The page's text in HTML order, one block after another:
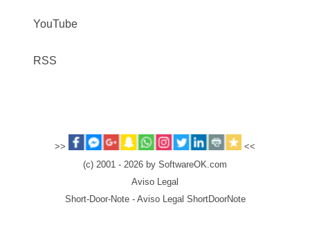
YouTube
RSS
>>
<<
(c) 2001 - 2026 by SoftwareOK.com
Aviso Legal
Short-Door-Note - Aviso Legal ShortDoorNote